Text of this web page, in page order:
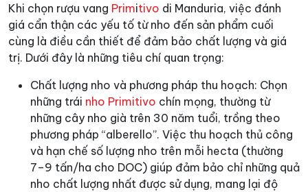
Khi chọn rượu vang Primitivo di Manduria, việc đánh
giá cẩn thận các yếu tố từ nho đến sản phẩm cuối
cùng là điều cần thiết để đảm bảo chất lượng và giá
trị. Dưới đây là những tiêu chí quan trọng:
Chất lượng nho và phương pháp thu hoạch: Chọn
những trái nho Primitivo chín mọng, thường từ
những cây nho già trên 30 năm tuổi, trồng theo
phương pháp “alberello”. Việc thu hoạch thủ công
và hạn chế số lượng nho trên mỗi hecta (thường
7–9 tấn/ha cho DOC) giúp đảm bảo chỉ những quả
nho chất lượng nhất được sử dụng, mang lại độ